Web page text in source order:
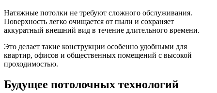
Натяжные потолки не требуют сложного обслуживания.
Поверхность легко очищается от пыли и сохраняет
аккуратный внешний вид в течение длительного времени.
Это делает такие конструкции особенно удобными для
квартир, офисов и общественных помещений с высокой
проходимостью.
Будущее потолочных технологий